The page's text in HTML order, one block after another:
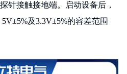
针接触接地端。启动设备后，
及3.3V±5%的容差范围